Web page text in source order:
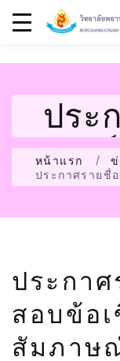
ประ
สิท
ปก
หน้าแรก
ประกาศรายชื่
ประกา
สอบข้อ
สัมภาษ